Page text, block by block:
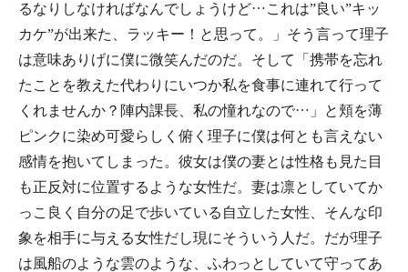
るなりしなければなんでしょうけど…これは”良い”キッ
カケ”が出来た、ラッキー！と思って。」そう言って理子
は意味ありげに僕に微笑んだのだ。そして「携帯を忘れ
たことを教えた代わりにいつか私を食事に連れて行って
くれませんか？陣内課長、私の憧れなので…」と頬を薄
ピンクに染め可愛らしく俯く理子に僕は何とも言えない
感情を抱いてしまった。彼女は僕の妻とは性格も見た目
も正反対に位置するような女性だ。妻は凛としていてか
っこ良く自分の足で歩いている自立した女性、そんな印
象を相手に与える女性だし現にそういう人だ。だが理子
は風船のような雲のような、ふわっとしていて守ってあ